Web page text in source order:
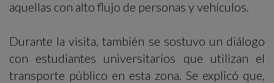
aquellas con alto flujo de personas y vehículos.
Durante la visita, también se sostuvo un diálogo
con estudiantes universitarios que utilizan el
transporte público en esta zona. Se explicó que,